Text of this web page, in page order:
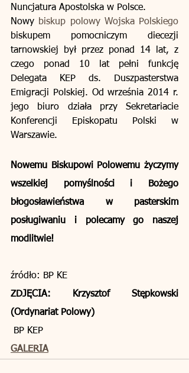
Nuncjatura Apostolska w Polsce.
Nowy biskup polowy Wojska Polskiego
biskupem pomocniczym diecezji
tarnowskiej był przez ponad 14 lat, z
czego ponad 10 lat pełni funkcję
Delegata KEP ds. Duszpasterstwa
Emigracji Polskiej. Od września 2014 r.
jego biuro działa przy Sekretariacie
Konferencji Episkopatu Polski w
Warszawie.
Nowemu Biskupowi Polowemu życzymy
wszelkiej pomyślności i Bożego
błogosławieństwa w pasterskim
posługiwaniu i polecamy go naszej
modlitwie!
źródło: BP KE
ZDJĘCIA: Krzysztof Stępkowski
(Ordynariat Polowy)
BP KEP
GALERIA